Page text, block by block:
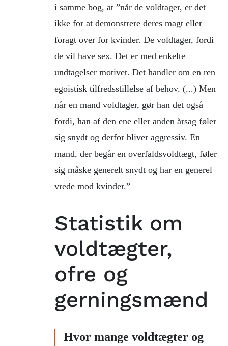
i samme bog, at ”når de voldtager, er det
ikke for at demonstrere deres magt eller
foragt over for kvinder. De voldtager, fordi
de vil have sex. Det er med enkelte
undtagelser motivet. Det handler om en ren
egoistisk tilfredsstillelse af behov. (...) Men
når en mand voldtager, gør han det også
fordi, han af den ene eller anden årsag føler
sig snydt og derfor bliver aggressiv. En
mand, der begår en overfaldsvoldtægt, føler
sig måske generelt snydt og har en generel
vrede mod kvinder.”
Statistik om
voldtægter,
ofre og
gerningsmænd
Hvor mange voldtægter og